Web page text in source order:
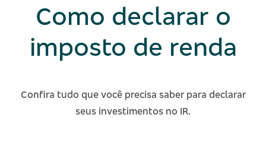
Como declarar o
imposto de renda
Confira tudo que você precisa saber para declarar
seus investimentos no IR.